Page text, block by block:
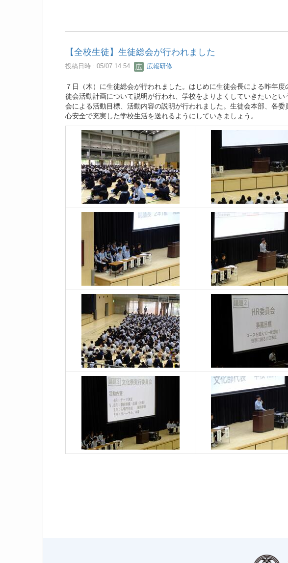
【全校生徒】生徒総会が行われました
投稿日時 : 05/07 14:54 広報研修
７日（木）に生徒総会が行われました。はじめに生徒会長による昨年
徒会活動計画について説明が行われ、学校をよりよくしていきたいと
会による活動目標、活動内容の説明が行われました。生徒会本部、各
心安全で充実した学校生活を送れるようにしていきましょう。